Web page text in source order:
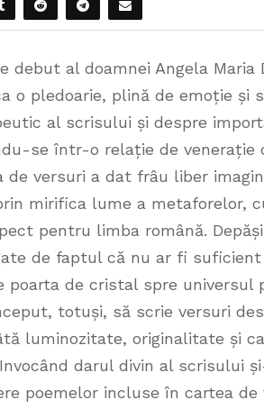
debut al doamnei Angela Maria
o pledoarie, plină de emoție și
al scrisului și despre
se într-o relație de venerație
de versuri a dat frâu liber
mirifica lume a metaforelor,
pentru limba română.
de faptul că nu ar fi suficient
poarta de cristal spre universul
totuși, să scrie versuri
luminozitate, originalitate și
darul divin al scrisului
poemelor incluse în cartea de